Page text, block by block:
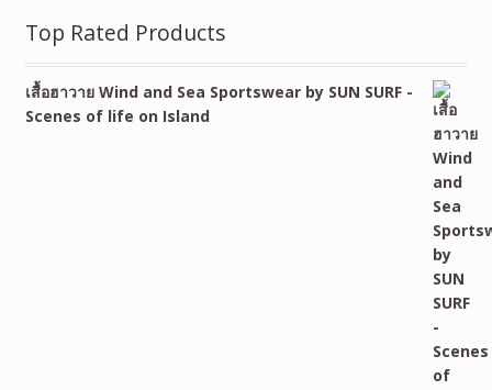
Top Rated Products
เสื้อฮาวาย Wind and Sea Sportswear by SUN SURF -
Scenes of life on Island